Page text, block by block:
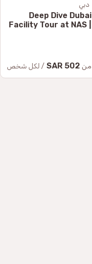
دبي
Deep Dive Dubai
Facility Tour at NAS |
من 502 SAR / لكل شخص